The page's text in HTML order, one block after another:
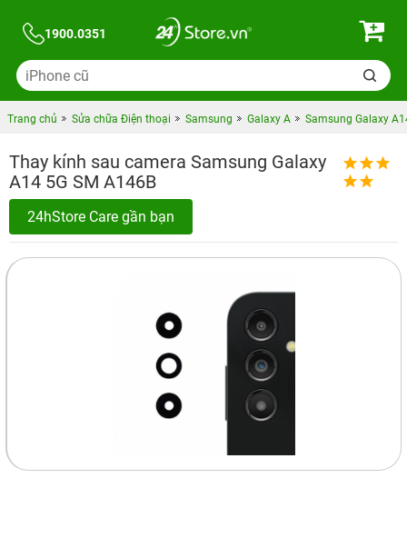
1900.0351
Trang chủ Sửa chữa Điện thoại Samsung Galaxy A Samsung Galaxy
Thay kính sau camera Samsung Galaxy
A14 5G SM A146B
24hStore Care gần bạn